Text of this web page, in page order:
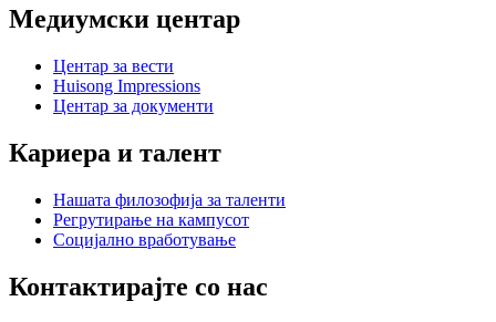
Медиумски центар
Центар за вести
Huisong Impressions
Центар за документи
Кариера и талент
Нашата филозофија за таленти
Регрутирање на кампусот
Социјално вработување
Контактирајте со нас